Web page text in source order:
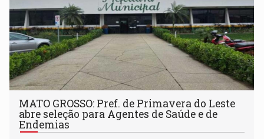
MATO GROSSO: Pref. de Primavera do Leste
abre seleção para Agentes de Saúde e de
Endemias